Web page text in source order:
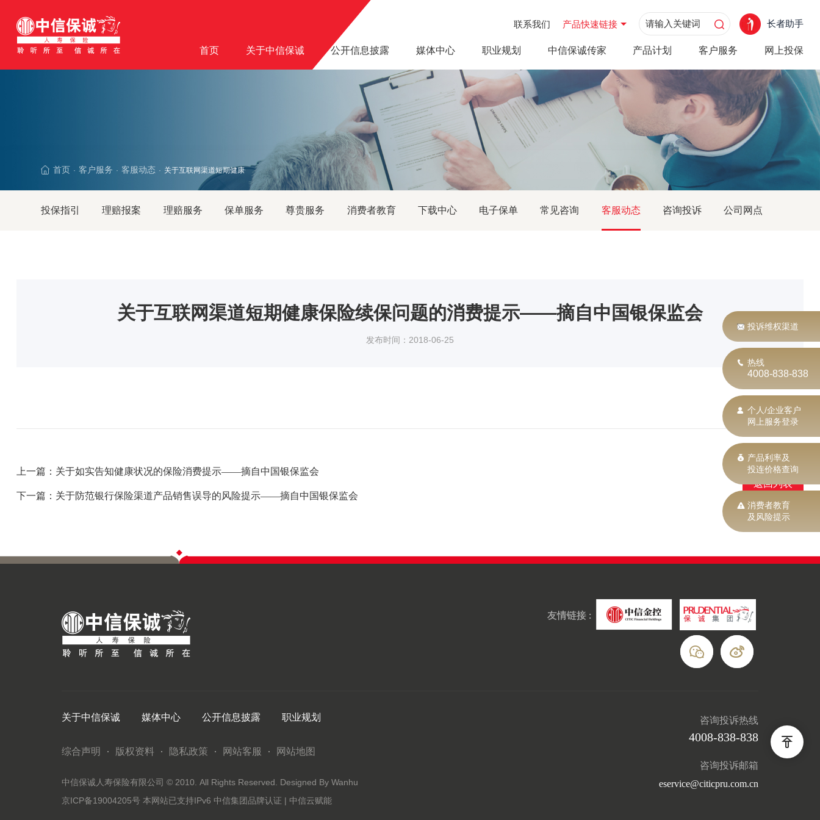
联系我们 产品快速链接 长者助手
首页 关于中信保诚 公开信息披露 媒体中心 职业规划 中信保诚传家 产品计划 客户服务 网上投保
首页 · 客户服务 · 客服动态 · 关于互联网渠道短期健康保险续保问题的消费提示——摘自中国银保监会
投保指引 理赔报案 理赔服务 保单服务 尊贵服务 消费者教育 下载中心 电子保单 常见咨询 客服动态 咨询投诉 公司网点
关于互联网渠道短期健康保险续保问题的消费提示——摘自中国银保监会
发布时间：2018-06-25
上一篇：关于如实告知健康状况的保险消费提示——摘自中国银保监会
下一篇：关于防范银行保险渠道产品销售误导的风险提示——摘自中国银保监会
返回列表
友情链接 :
关于中信保诚 媒体中心 公开信息披露 职业规划
综合声明 版权资料 隐私政策 网站客服 网站地图
中信保诚人寿保险有限公司 © 2010. All Rights Reserved. Designed By Wanhu
京ICP备19004205号 本网站已支持IPv6 中信集团品牌认证 | 中信云赋能
咨询投诉热线
4008-838-838
咨询投诉邮箱
eservice@citicpru.com.cn
投诉维权渠道
热线
4008-838-838
个人/企业客户
网上服务登录
产品利率及
投连价格查询
消费者教育
及风险提示